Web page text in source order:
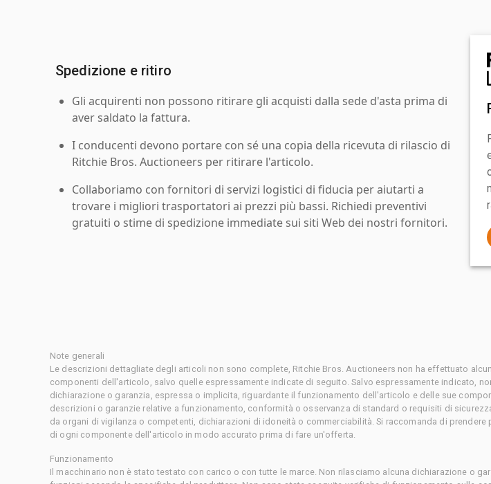
Spedizione e ritiro
Gli acquirenti non possono ritirare gli acquisti dalla sede d'asta prima di
aver saldato la fattura.
I conducenti devono portare con sé una copia della ricevuta di rilascio di
Ritchie Bros. Auctioneers per ritirare l'articolo.
Collaboriamo con fornitori di servizi logistici di fiducia per aiutarti a
trovare i migliori trasportatori ai prezzi più bassi. Richiedi preventivi
gratuiti o stime di spedizione immediate sui siti Web dei nostri fornitori.
Note generali
Le descrizioni dettagliate degli articoli non sono complete, Ritchie Bros. Auctioneers non ha effettuato
componenti dell'articolo, salvo quelle espressamente indicate di seguito. Salvo espressamente indicato,
dichiarazione o garanzia, espressa o implicita, riguardante il funzionamento dell'articolo e delle sue
descrizioni o garanzie relative a funzionamento, conformità o osservanza di standard o requisiti di
da organi di vigilanza o competenti, dichiarazioni di idoneità o commerciabilità. Si raccomanda di prendere
di ogni componente dell'articolo in modo accurato prima di fare un'offerta.
Funzionamento
Il macchinario non è stato testato con carico o con tutte le marce. Non rilasciamo alcuna dichiarazione o